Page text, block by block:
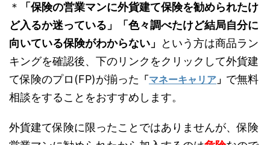
＊
「保険の営業マンに外貨建て保険を勧められたけ
ど入るか迷っている」「色々調べたけど結局自分に
向いている保険がわからない」
という方は商品ラン
キングを確認後、下のリンクをクリックして外貨建
て保険のプロ(FP)が揃った 「マネーキャリア 」 で無料
相談をすることをおすすめします。
外貨建て保険に限ったことではありませんが、保険